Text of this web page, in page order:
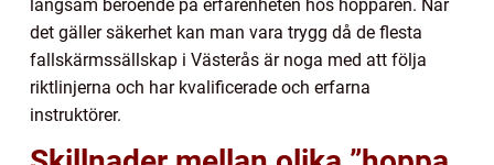
långsam beroende på erfarenheten hos hopparen. När
det gäller säkerhet kan man vara trygg då de flesta
fallskärmssällskap i Västerås är noga med att följa
riktlinjerna och har kvalificerade och erfarna
instruktörer.